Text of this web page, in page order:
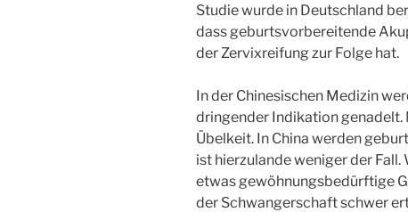
Studie wurde in Deutschland
dass geburtsvorbereitende
der Zervixreifung zur Folge hat.
In der Chinesischen Medizin
dringender Indikation genadelt.
Übelkeit. In China werden
ist hierzulande weniger der Fall.
etwas gewöhnungsbedürftige
der Schwangerschaft schwer